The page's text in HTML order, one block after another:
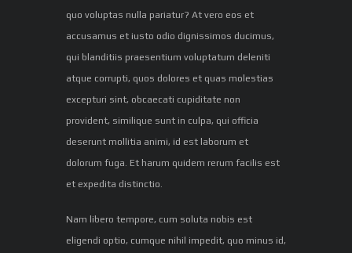
quo voluptas nulla pariatur? At vero eos et
accusamus et iusto odio dignissimos ducimus,
qui blanditiis praesentium voluptatum deleniti
atque corrupti, quos dolores et quas molestias
excepturi sint, obcaecati cupiditate non
provident, similique sunt in culpa, qui officia
deserunt mollitia animi, id est laborum et
dolorum fuga. Et harum quidem rerum facilis est
et expedita distinctio.
Nam libero tempore, cum soluta nobis est
eligendi optio, cumque nihil impedit, quo minus id,